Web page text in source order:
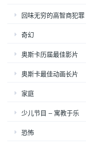
回味无穷的高智商犯罪
奇幻
奥斯卡历届最佳影片
奥斯卡最佳动画长片
家庭
少儿节目 – 寓教于乐
恐怖